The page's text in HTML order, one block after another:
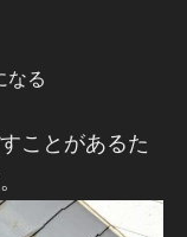
なる
ことがあるた